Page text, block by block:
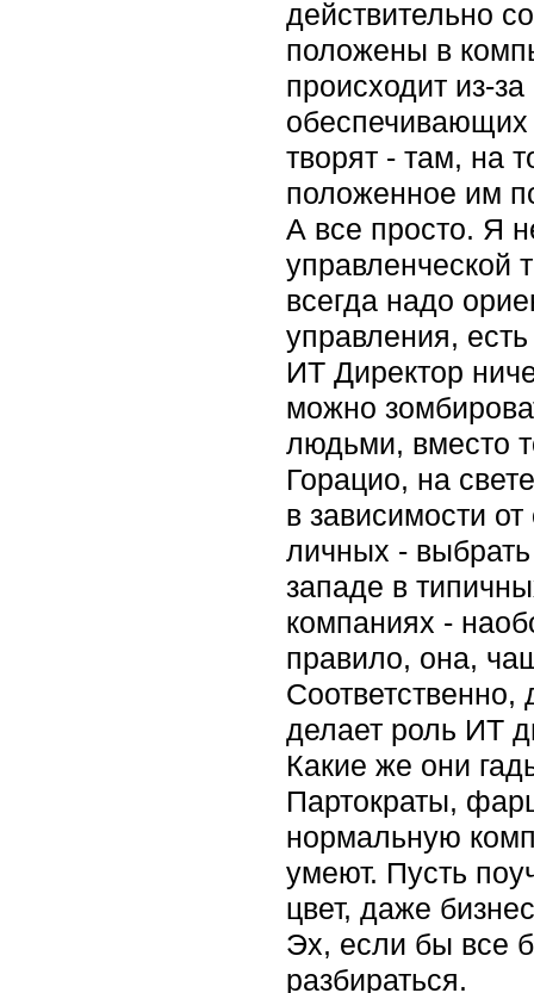
действительно
положены в
происходит из-
творят - там, на
положенное им
А все просто. Я
управленческой
всегда надо
управления,
ИТ Директор
можно
людьми, вместо
Горацио, на
в зависимости
личных -
западе в
компаниях -
правило, она,
делает роль ИТ
Какие же они
Партократы,
нормальную
умеют. Пусть
цвет, даже
Эх, если бы все
разбираться.